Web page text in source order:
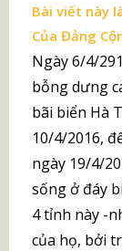
Bài viết này
Của Đảng
Ngày 6/4/
bỗng dưng
bãi biển Hà
10/4/2016,
ngày 19/4/
sống ở đáy
4 tỉnh này -
của họ, bởi